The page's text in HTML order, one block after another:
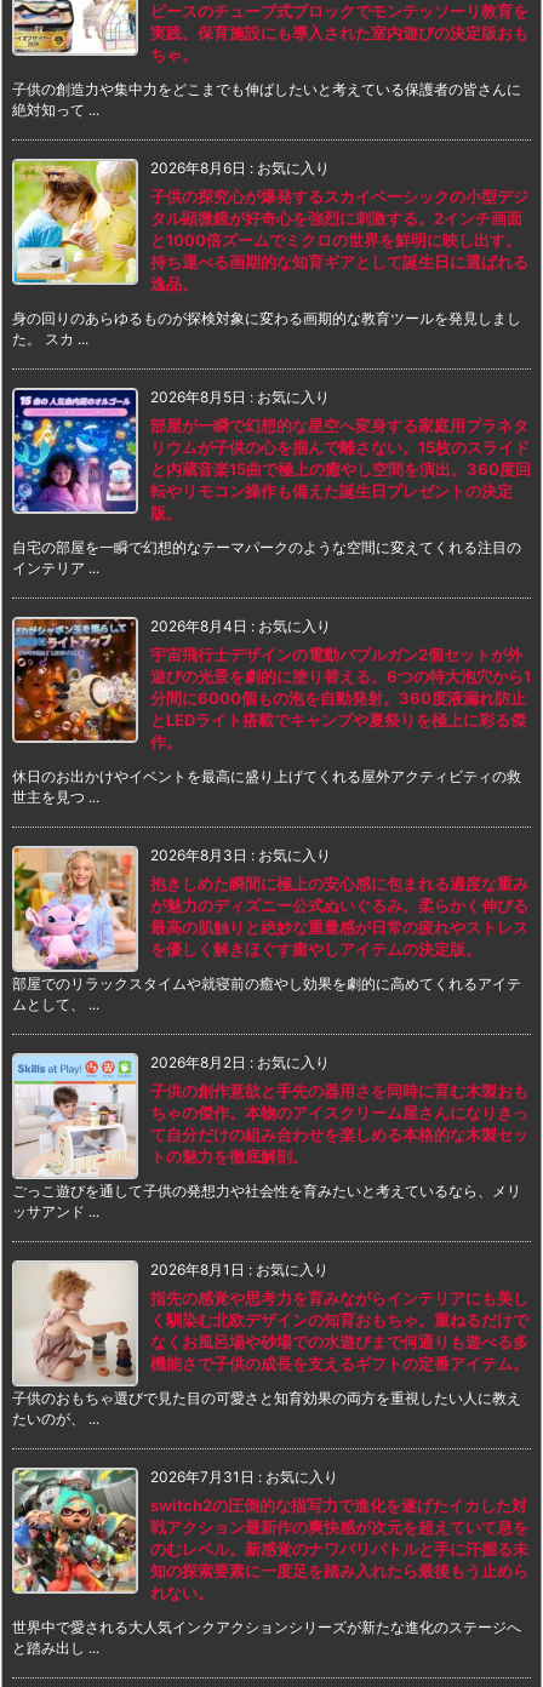
ピースのチューブ式ブロックでモンテッソーリ教育を
実践。保育施設にも導入された室内遊びの決定版おも
ちゃ。
子供の創造力や集中力をどこまでも伸ばしたいと考えている保護者の皆さんに
絶対知って ...
2026年8月6日 : お気に入り
子供の探究心が爆発するスカイベーシックの小型デジ
タル顕微鏡が好奇心を強烈に刺激する。2インチ画面
と1000倍ズームでミクロの世界を鮮明に映し出す。
持ち運べる画期的な知育ギアとして誕生日に選ばれる
逸品。
身の回りのあらゆるものが探検対象に変わる画期的な教育ツールを発見しまし
た。 スカ ...
2026年8月5日 : お気に入り
部屋が一瞬で幻想的な星空へ変身する家庭用プラネタ
リウムが子供の心を掴んで離さない。15枚のスライド
と内蔵音楽15曲で極上の癒やし空間を演出。360度回
転やリモコン操作も備えた誕生日プレゼントの決定
版。
自宅の部屋を一瞬で幻想的なテーマパークのような空間に変えてくれる注目の
インテリア ...
2026年8月4日 : お気に入り
宇宙飛行士デザインの電動バブルガン2個セットが外
遊びの光景を劇的に塗り替える。6つの特大泡穴から1
分間に6000個もの泡を自動発射。360度液漏れ防止
とLEDライト搭載でキャンプや夏祭りを極上に彩る傑
作。
休日のお出かけやイベントを最高に盛り上げてくれる屋外アクティビティの救
世主を見つ ...
2026年8月3日 : お気に入り
抱きしめた瞬間に極上の安心感に包まれる適度な重み
が魅力のディズニー公式ぬいぐるみ。柔らかく伸びる
最高の肌触りと絶妙な重量感が日常の疲れやストレス
を優しく解きほぐす癒やしアイテムの決定版。
部屋でのリラックスタイムや就寝前の癒やし効果を劇的に高めてくれるアイテ
ムとして、 ...
2026年8月2日 : お気に入り
子供の創作意欲と手先の器用さを同時に育む木製おも
ちゃの傑作。本物のアイスクリーム屋さんになりきっ
て自分だけの組み合わせを楽しめる本格的な木製セッ
トの魅力を徹底解剖。
ごっこ遊びを通して子供の発想力や社会性を育みたいと考えているなら、メリ
ッサアンド ...
2026年8月1日 : お気に入り
指先の感覚や思考力を育みながらインテリアにも美し
く馴染む北欧デザインの知育おもちゃ。重ねるだけで
なくお風呂場や砂場での水遊びまで何通りも遊べる多
機能さで子供の成長を支えるギフトの定番アイテム。
子供のおもちゃ選びで見た目の可愛さと知育効果の両方を重視したい人に教え
たいのが、 ...
2026年7月31日 : お気に入り
switch2の圧倒的な描写力で進化を遂げたイカした対
戦アクション最新作の爽快感が次元を超えていて息を
のむレベル。新感覚のナワバリバトルと手に汗握る未
知の探索要素に一度足を踏み入れたら最後もう止めら
れない。
世界中で愛される大人気インクアクションシリーズが新たな進化のステージへ
と踏み出し ...